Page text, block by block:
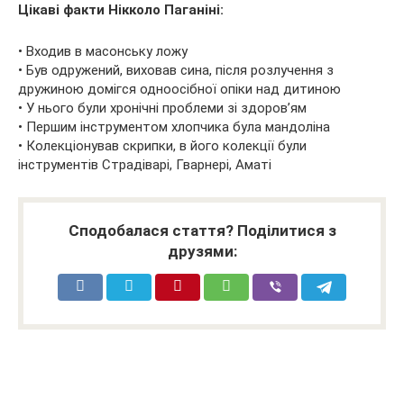
Цікаві факти Нікколо Паганіні:
• Входив в масонську ложу
• Був одружений, виховав сина, після розлучення з
дружиною домігся одноосібної опіки над дитиною
• У нього були хронічні проблеми зі здоров’ям
• Першим інструментом хлопчика була мандоліна
• Колекціонував скрипки, в його колекції були
інструментів Страдіварі, Гварнері, Аматі
Сподобалася стаття? Поділитися з
друзями: